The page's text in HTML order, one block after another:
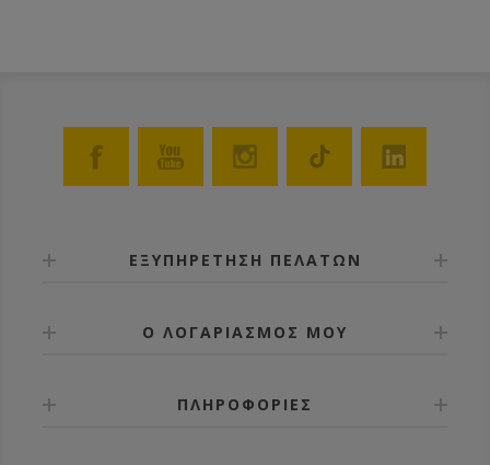
ΕΞΥΠΗΡΕΤΗΣΗ ΠΕΛΑΤΩΝ
Ο ΛΟΓΑΡΙΑΣΜΟΣ ΜΟΥ
ΠΛΗΡΟΦΟΡΙΕΣ